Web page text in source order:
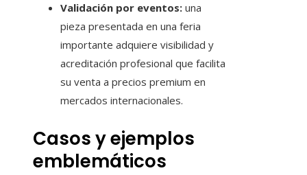
Validación por eventos: una
pieza presentada en una feria
importante adquiere visibilidad y
acreditación profesional que facilita
su venta a precios premium en
mercados internacionales.
Casos y ejemplos
emblemáticos